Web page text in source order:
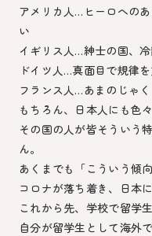
アメリカ人…ヒーロへの
い
イギリス人…紳士の国、
ドイツ人…真面目で規律
フランス人…あまのじゃく
もちろん、日本人にも色
その国の人が皆そういう
ん。
あくまでも「こういう傾
コロナが落ち着き、日本
これから先、学校で留学
自分が留学生として海外